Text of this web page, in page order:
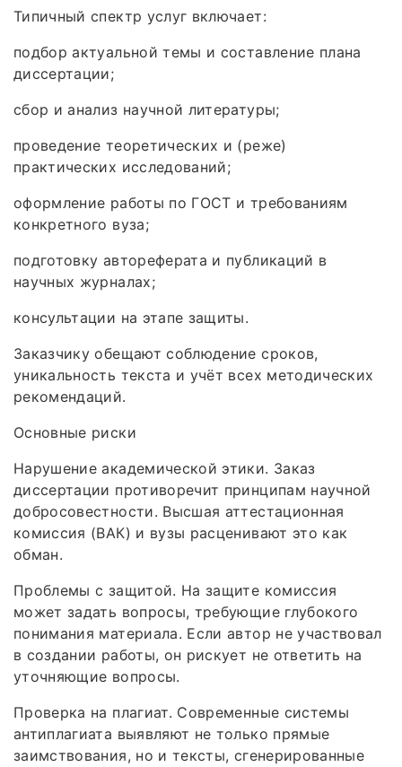
Типичный спектр услуг включает:
подбор актуальной темы и составление плана
диссертации;
сбор и анализ научной литературы;
проведение теоретических и (реже)
практических исследований;
оформление работы по ГОСТ и требованиям
конкретного вуза;
подготовку автореферата и публикаций в
научных журналах;
консультации на этапе защиты.
Заказчику обещают соблюдение сроков,
уникальность текста и учёт всех методических
рекомендаций.
Основные риски
Нарушение академической этики. Заказ
диссертации противоречит принципам научной
добросовестности. Высшая аттестационная
комиссия (ВАК) и вузы расценивают это как
обман.
Проблемы с защитой. На защите комиссия
может задать вопросы, требующие глубокого
понимания материала. Если автор не участвовал
в создании работы, он рискует не ответить на
уточняющие вопросы.
Проверка на плагиат. Современные системы
антиплагиата выявляют не только прямые
заимствования, но и тексты, сгенерированные